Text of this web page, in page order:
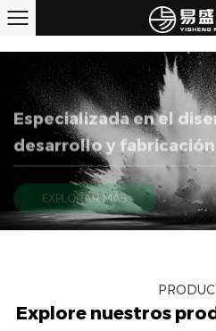
Especializada en el
desarrollo y fabricación
EXPLORAR MÁS
Explore nuestros